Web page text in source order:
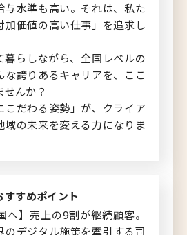
会社について
担当者の方へ
与水準も高い。それは、私た
加価値の高い仕事」を追求し
暮らしながら、全国レベルの
な誇りあるキャリアを、ここ
んか？
こだわる姿勢」が、クライア
域の未来を変える力になりま
すめポイント
へ】売上の9割が継続顧客。
のデジタル施策を牽引する司